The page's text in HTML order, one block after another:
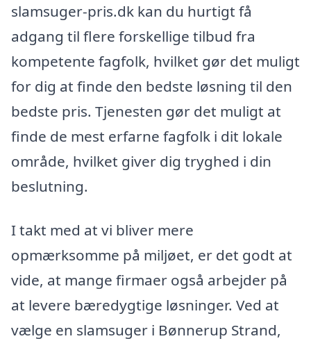
slamsuger-pris.dk kan du hurtigt få
adgang til flere forskellige tilbud fra
kompetente fagfolk, hvilket gør det muligt
for dig at finde den bedste løsning til den
bedste pris. Tjenesten gør det muligt at
finde de mest erfarne fagfolk i dit lokale
område, hvilket giver dig tryghed i din
beslutning.
I takt med at vi bliver mere
opmærksomme på miljøet, er det godt at
vide, at mange firmaer også arbejder på
at levere bæredygtige løsninger. Ved at
vælge en slamsuger i Bønnerup Strand,